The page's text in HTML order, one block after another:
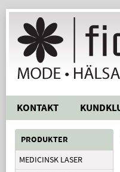
KONTAKT
PRODUKTER
MEDICINSK LASER